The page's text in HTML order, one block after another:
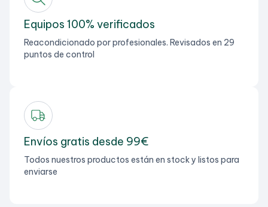
Equipos 100% verificados
Reacondicionado por profesionales. Revisados en 29
puntos de control
Envíos gratis desde 99€
Todos nuestros productos están en stock y listos para
enviarse